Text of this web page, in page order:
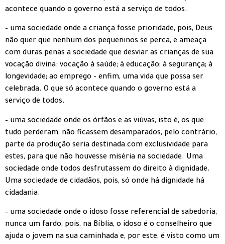
acontece quando o governo está a serviço de todos.
– uma sociedade onde a criança fosse prioridade, pois, Deus
não quer que nenhum dos pequeninos se perca, e ameaça
com duras penas a sociedade que desviar as crianças de sua
vocação divina: vocação à saúde; à educação; à segurança; à
longevidade; ao emprego – enfim, uma vida que possa ser
celebrada. O que só acontece quando o governo está a
serviço de todos.
– uma sociedade onde os órfãos e as viúvas, isto é, os que
tudo perderam, não ficassem desamparados, pelo contrário,
parte da produção seria destinada com exclusividade para
estes, para que não houvesse miséria na sociedade. Uma
sociedade onde todos desfrutassem do direito à dignidade.
Uma sociedade de cidadãos, pois, só onde há dignidade há
cidadania.
– uma sociedade onde o idoso fosse referencial de sabedoria,
nunca um fardo, pois, na Bíblia, o idoso é o conselheiro que
ajuda o jovem na sua caminhada e, por este, é visto como um